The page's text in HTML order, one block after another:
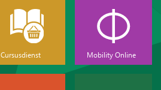
Cursusdienst Mobility Online